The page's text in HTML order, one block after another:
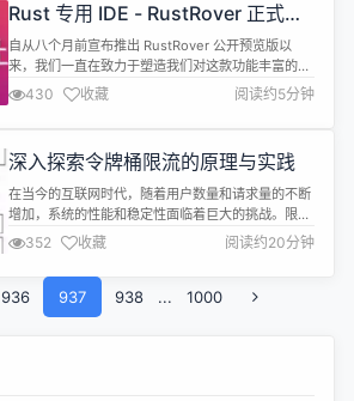
流行起来。在...
Rust 专用 IDE - RustRover 正式版
发布，个人非商用免费！
自从八个月前宣布推出 RustRover 公开预览版以
来，我们一直在致力于塑造我们对这款功能丰富的
Rust IDE 的愿景。现在，我们很高兴地宣布推出这
款全新 IDE 的正式版，这款 IDE 现已加入我们的现
有 JetBrains IDEs 系列。 我们要感谢所有早期采用
们得以在产品正式发布之前解决最关键的问题...
430 收藏 阅读约5分钟
深入探索令牌桶限流的原理与实践
在当今的互联网时代，随着用户数量和请求量的不断
增加，系统的性能和稳定性面临着巨大的挑战。限流
算法作为保障系统稳定性的重要手段之一，被广泛应
用于各种服务和应用中。限流的核心目的是对某一时
间窗口内的请求数进行限制，保持系统的可用性和稳
定性，防止因流量暴增而导致的系统运行缓慢或宕
机。 常见限流算法对比 常见的限流算法有四种： ●
352 收藏 阅读约20分钟
936 937 938 ... 1000